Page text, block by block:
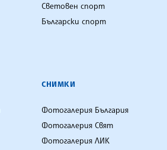
Световен спорт
Български спорт
СНИМКИ
Фотогалерия България
Фотогалерия Свят
Фотогалерия ЛИК